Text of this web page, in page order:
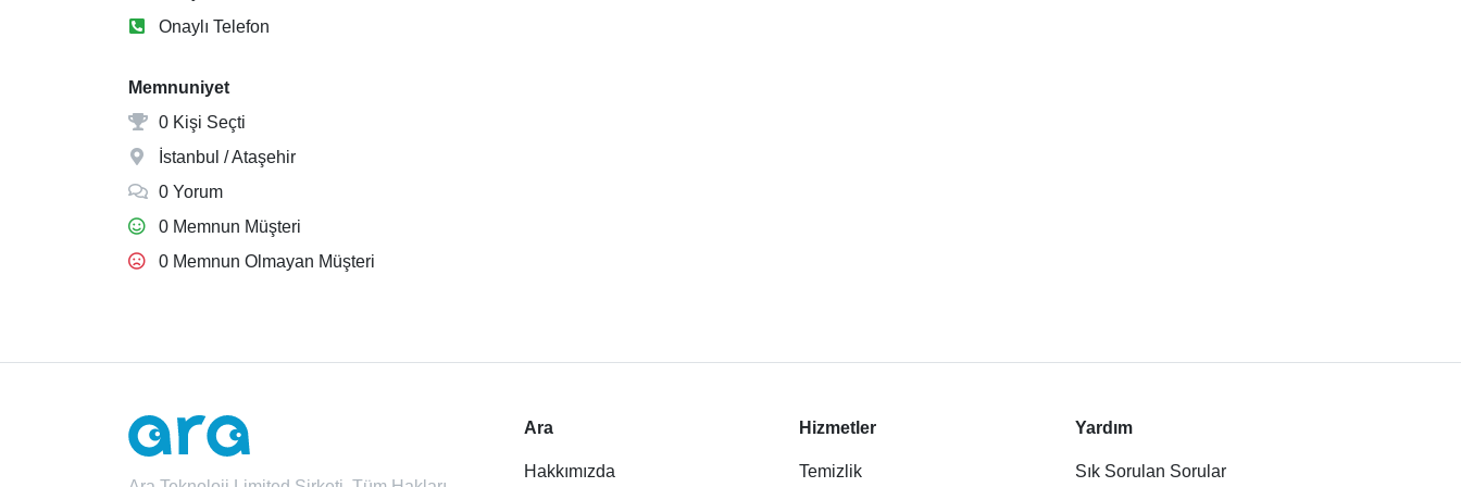
Onaylı Telefon
Memnuniyet
0 Kişi Seçti
İstanbul / Ataşehir
0 Yorum
0 Memnun Müşteri
0 Memnun Olmayan Müşteri
Ara
Hakkımızda
Hizmetler
Temizlik
Yardım
Sık Sorulan Sorular